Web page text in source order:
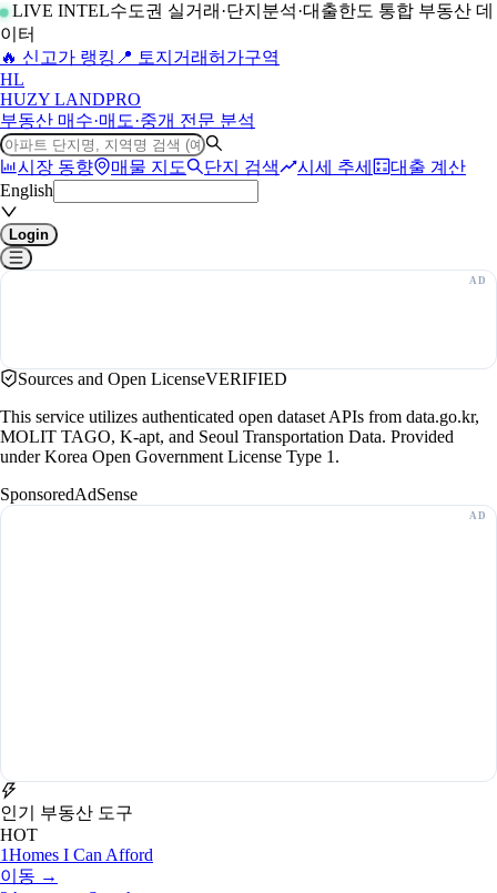
LIVE INTEL수도권 실거래·단지분석·대출한도 통합 부동산 데
이터
🔥 신고가 랭킹 📍 토지거래허가구역
HL
HUZY LANDPRO
부동산 매수·매도·중개 전문 분석
시장 동향 매물 지도 단지 검색 시세 추세
대출 계산
English
Login
Sources and Open LicenseVERIFIED
This service utilizes authenticated open dataset APIs from data.go.kr,
MOLIT TAGO, K-apt, and Seoul Transportation Data. Provided
under Korea Open Government License Type 1.
SponsoredAdSense
인기 부동산 도구
HOT
1Homes I Can Afford
이동 →